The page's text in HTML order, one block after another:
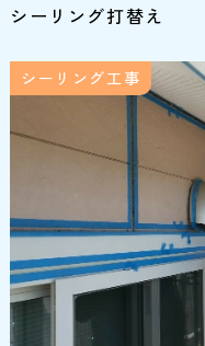
シーリング打替え
シーリング工事